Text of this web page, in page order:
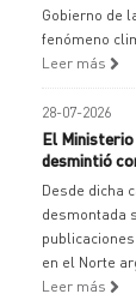
Gobierno de
fenómeno
Leer más
28-07-2026
El
desmintió
Desde dicha
desmontada
en el Norte
Leer más